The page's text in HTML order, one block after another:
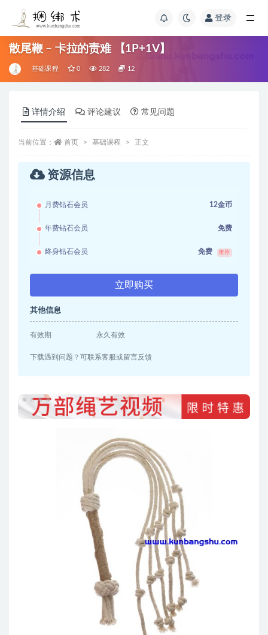
登录
散尾鞭 – 卡拉的责难 【1P+1V】
基础课程 0 282 12
详情介绍 评论建议 常见问题
当前位置： 首页 基础课程 正文
资源信息
月费钻石会员 12金币
年费钻石会员 免费
终身钻石会员 免费 推荐
立即购买
其他信息
有效期 永久有效
下载遇到问题？可联系客服或留言反馈